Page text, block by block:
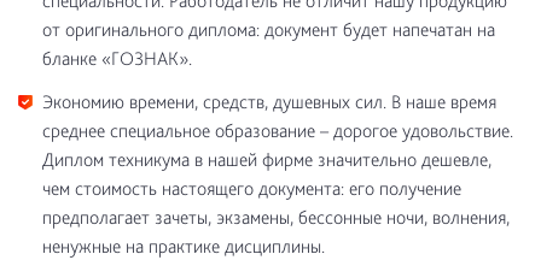
от оригинального диплома: документ будет напечатан на
бланке «ГОЗНАК».
Экономию времени, средств, душевных сил. В наше время
среднее специальное образование – дорогое удовольствие.
Диплом техникума в нашей фирме значительно дешевле,
чем стоимость настоящего документа: его получение
предполагает зачеты, экзамены, бессонные ночи, волнения,
ненужные на практике дисциплины.